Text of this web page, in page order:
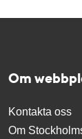
Om
Kontakta oss
Om